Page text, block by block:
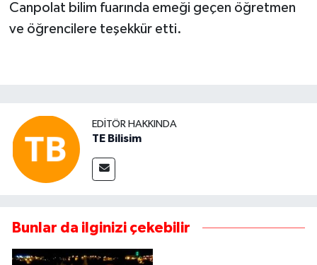
Canpolat bilim fuarında emeği geçen öğretmen
ve öğrencilere teşekkür etti.
EDITÖR HAKKINDA
TE Bilisim
Bunlar da ilginizi çekebilir